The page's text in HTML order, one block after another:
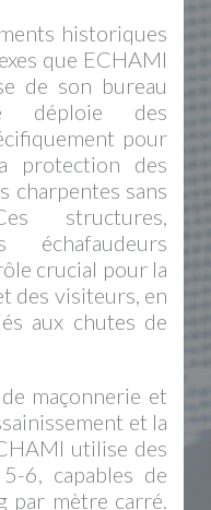
historiques
que ECHAMI
de son bureau
déploie des
pour
protection des
charpentes sans
structures,
crucial pour la
des visiteurs, en
aux chutes de
maçonnerie et
et la
utilise des
6, capables de
par mètre carré.